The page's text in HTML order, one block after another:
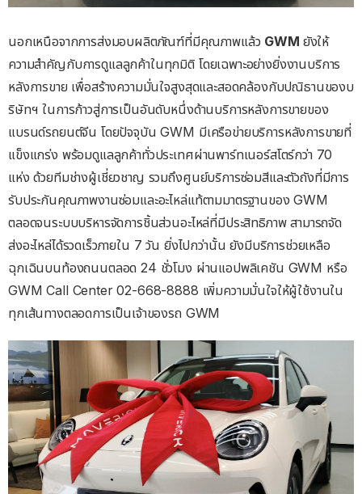
นอกเหนือจากการส่งมอบผลิตภัณฑ์ที่มีคุณภาพแล้ว GWM ยังให้
ความสำคัญกับการดูแลลูกค้าในทุกมิติ โดยเฉพาะอย่างยิ่งงานบริการ
หลังการขาย เพื่อสร้างความมั่นใจสูงสุดและสอดคล้องกับปณิธานของบ
ริษัทฯ ในการก้าวสู่การเป็นอันดับหนึ่งด้านบริการหลังการขายของ
แบรนด์รถยนต์จีน โดยปัจจุบัน GWM มีเครือข่ายบริการหลังการขายที่
แข็งแกร่ง พร้อมดูแลลูกค้าทั่วประเทศผ่านพาร์ทเนอร์สโตร์กว่า 70
แห่ง ด้วยทีมช่างผู้เชี่ยวชาญ รวมถึงศูนย์บริการซ่อมสีและตัวถังที่มีการ
รับประกันคุณภาพงานซ่อมและอะไหล่แท้ตามมาตรฐานของ GWM
ตลอดจนระบบบริหารจัดการชิ้นส่วนอะไหล่ที่มีประสิทธิภาพ สามารถจัด
ส่งอะไหล่ได้รวดเร็วภายใน 7 วัน ยิ่งไปกว่านั้น ยังมีบริการช่วยเหลือ
ฉุกเฉินบนท้องถนนตลอด 24 ชั่วโมง ผ่านแอปพลิเคชัน GWM หรือ
GWM Call Center 02-668-8888 เพิ่มความมั่นใจให้ผู้ใช้งานใน
ทุกเส้นทางตลอดการเป็นเจ้าของรถ GWM